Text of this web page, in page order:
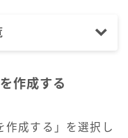
作成する
作成する」を選択し